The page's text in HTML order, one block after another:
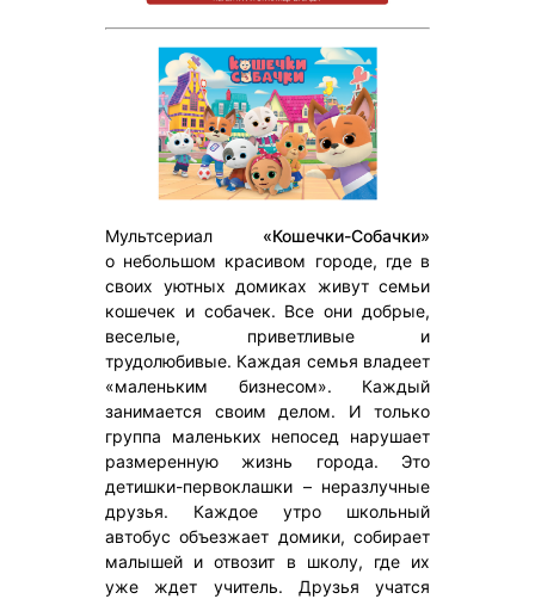
Мультсериал «Кошечки-Собачки»
о небольшом красивом городе, где в
своих уютных домиках живут семьи
кошечек и собачек. Все они добрые,
веселые, приветливые и
трудолюбивые. Каждая семья владеет
«маленьким бизнесом». Каждый
занимается своим делом. И только
группа маленьких непосед нарушает
размеренную жизнь города. Это
детишки-первоклашки – неразлучные
друзья. Каждое утро школьный
автобус объезжает домики, собирает
малышей и отвозит в школу, где их
уже ждет учитель. Друзья учатся